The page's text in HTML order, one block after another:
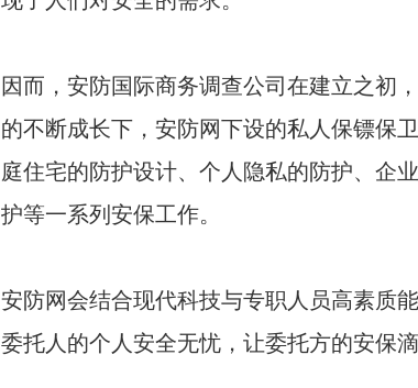
因而，安防国际商务调查公司在建立之初
的不断成长下，安防网下设的私人保镖保
庭住宅的防护设计、个人隐私的防护、企
护等一系列安保工作。
安防网会结合现代科技与专职人员高素质
委托人的个人安全无忧，让委托方的安保